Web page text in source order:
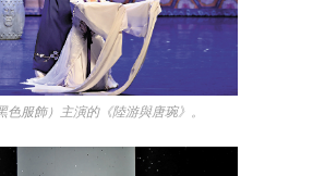
色服飾）主演的《陸游與唐琬》。